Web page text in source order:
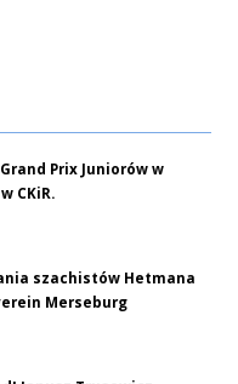
Prix Juniorów w
CKiR.
szachistów Hetmana
Merseburg